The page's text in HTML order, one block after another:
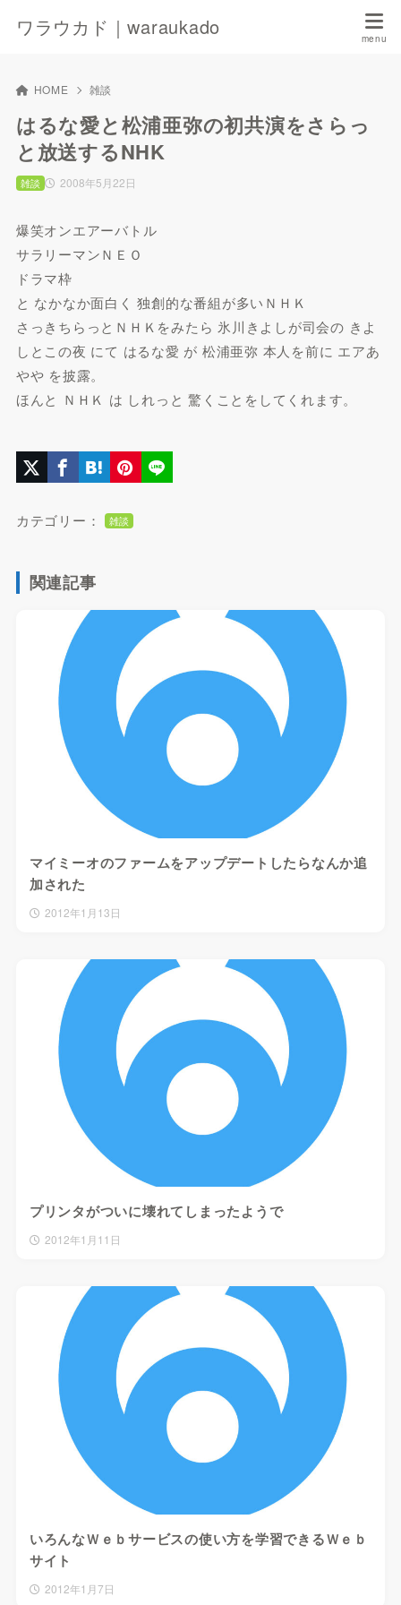
ワラウカド｜waraukado
HOME 雑談
はるな愛と松浦亜弥の初共演をさらっ
と放送するNHK
2008年5月22日
雑談
爆笑オンエアーバトル
サラリーマンＮＥＯ
ドラマ枠
と なかなか面白く 独創的な番組が多いＮＨＫ
さっきちらっとＮＨＫをみたら 氷川きよしが司会の きよ
しとこの夜 にて はるな愛 が 松浦亜弥 本人を前に エアあ
やや を披露。
ほんと ＮＨＫ は しれっと 驚くことをしてくれます。
カテゴリー： 雑談
関連記事
マイミーオのファームをアップデートしたらなんか追
加された
2012年1月13日
プリンタがついに壊れてしまったようで
2012年1月11日
いろんなＷｅｂサービスの使い方を学習できるＷｅｂ
サイト
2012年1月7日